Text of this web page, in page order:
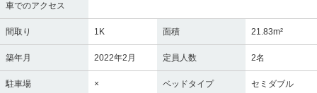
車でのアクセス
間取り 1K 面積 21.83m²
築年月 2022年2月 定員人数 2名
駐車場 × ベッドタイプ セミダブル